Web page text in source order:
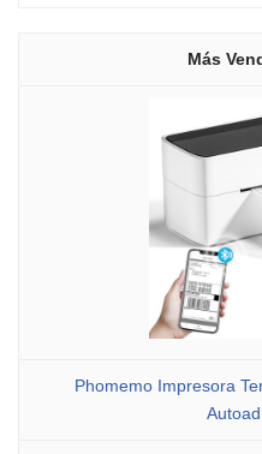
Phomemo Impresora